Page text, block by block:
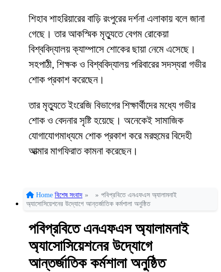
শিহাব শাহরিয়ারের বাড়ি রংপুরের দর্শনা এলাকায় বলে জানা
গেছে। তার আকস্মিক মৃত্যুতে বেগম রোকেয়া
বিশ্ববিদ্যালয় ক্যাম্পাসে শোকের ছায়া নেমে এসেছে।
সহপাঠী, শিক্ষক ও বিশ্ববিদ্যালয় পরিবারের সদস্যরা গভীর
শোক প্রকাশ করেছেন।
তার মৃত্যুতে ইংরেজি বিভাগের শিক্ষার্থীদের মধ্যে গভীর
শোক ও বেদনার সৃষ্টি হয়েছে। অনেকেই সামাজিক
যোগাযোগমাধ্যমে শোক প্রকাশ করে মরহুমের বিদেহী
আত্মার মাগফিরাত কামনা করেছেন।
Home বিশেষ সংবাদ » » পবিপ্রবিতে এনএফএস অ্যালামনাই
অ্যাসোসিয়েশনের উদ্যোগে আন্তর্জাতিক কর্মশালা অনুষ্ঠিত
পবিপ্রবিতে এনএফএস অ্যালামনাই
অ্যাসোসিয়েশনের উদ্যোগে
আন্তর্জাতিক কর্মশালা অনুষ্ঠিত